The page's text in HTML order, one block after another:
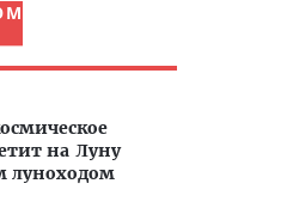
на Луну
луноходом